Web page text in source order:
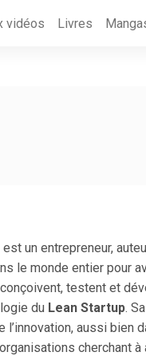
vidéos Livres
est un entrepreneur,
le monde entier pour
testent et
du Lean Startup.
l’innovation, aussi bien
cherchant à